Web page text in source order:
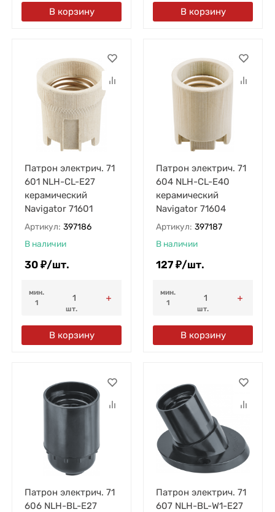
В корзину В корзину
Патрон электрич. 71
601 NLH-CL-E27
керамический
Navigator 71601
Артикул: 397186
В наличии
30 ₽/шт.
мин.
1
шт.
В корзину
Патрон электрич. 71
604 NLH-CL-E40
керамический
Navigator 71604
Артикул: 397187
В наличии
127 ₽/шт.
мин.
1
шт.
В корзину
Патрон электрич. 71
606 NLH-BL-E27
Патрон электрич. 71
607 NLH-BL-W1-E27